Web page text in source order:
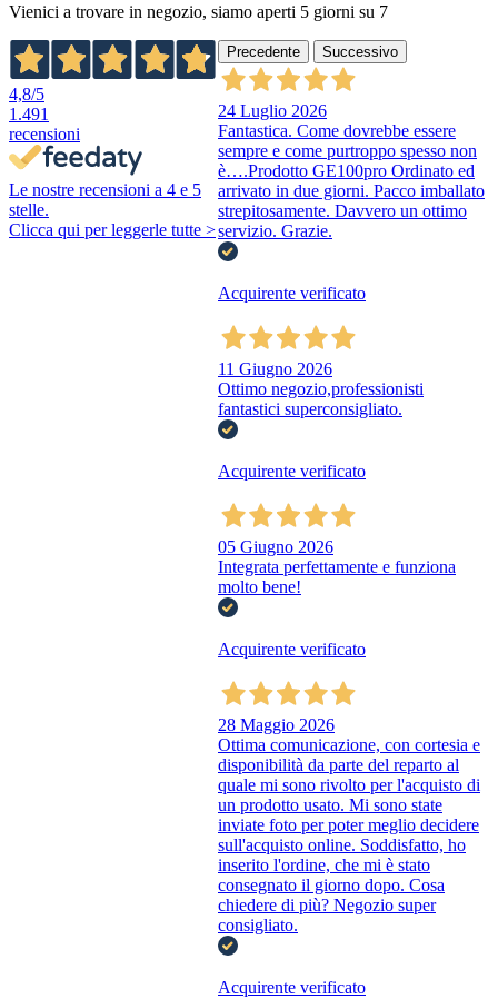
Vienici a trovare in negozio, siamo aperti 5 giorni su 7
4,8/5
1.491
recensioni
Le nostre recensioni a 4 e 5
stelle.
Clicca qui per leggerle tutte >
Precedente Successivo
24 Luglio 2026
Fantastica. Come dovrebbe essere
sempre e come purtroppo spesso non
è….Prodotto GE100pro Ordinato ed
arrivato in due giorni. Pacco imballato
strepitosamente. Davvero un ottimo
servizio. Grazie.
Acquirente verificato
11 Giugno 2026
Ottimo negozio,professionisti
fantastici superconsigliato.
Acquirente verificato
05 Giugno 2026
Integrata perfettamente e funziona
molto bene!
Acquirente verificato
28 Maggio 2026
Ottima comunicazione, con cortesia e
disponibilità da parte del reparto al
quale mi sono rivolto per l'acquisto di
un prodotto usato. Mi sono state
inviate foto per poter meglio decidere
sull'acquisto online. Soddisfatto, ho
inserito l'ordine, che mi è stato
consegnato il giorno dopo. Cosa
chiedere di più? Negozio super
consigliato.
Acquirente verificato